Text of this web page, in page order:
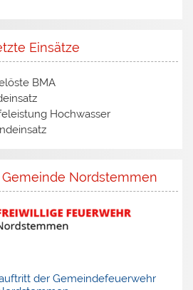
Einsätze
BMA
Hochwasser
Nordstemmen
der Gemeindefeuerwehr